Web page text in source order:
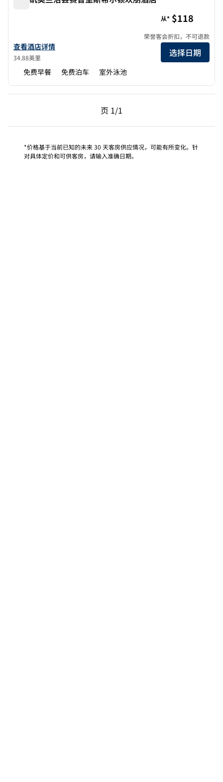
查看洛杉矶-橙县-赛普拉斯欢朋酒店详情
查看酒店详情
34.88英里
从* $118
荣誉客会折扣，不可退款
选择日期
免费早餐 免费泊车 室外泳池
页 1/1
上一页，第 1页，共 1 页
页 1/1
*价格基于当前已知的未来 30 天客房供应情况，可能有所变化。针
对具体定价和可供客房，请输入准确日期。